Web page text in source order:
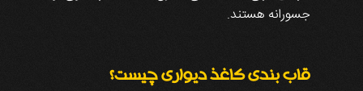
جسورانه هستند.
قاب‌ بندی کاغذ دیواری چیست؟